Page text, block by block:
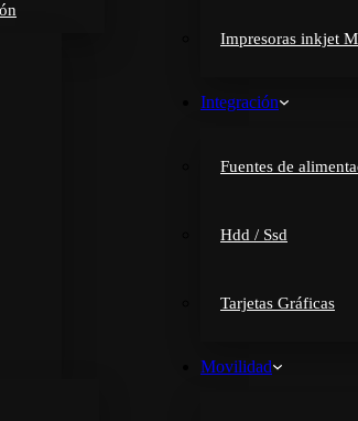
Impresoras inkjet
Integración
Fuentes de
Hdd / Ssd
Tarjetas Gráficas
Movilidad